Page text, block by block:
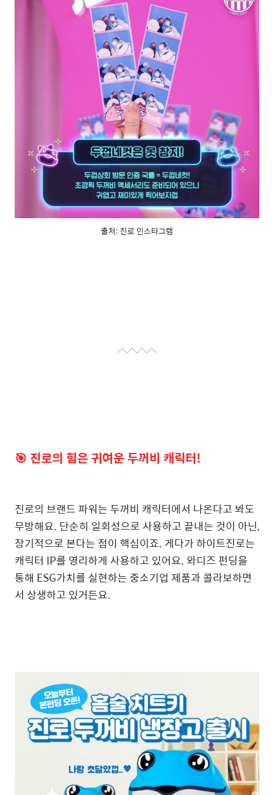
출처: 진로 인스타그램
🎯 진로의 힘은 귀여운 두꺼비 캐릭터!
진로의 브랜드 파워는 두꺼비 캐릭터에서 나온다고 봐도
무방해요. 단순히 일회성으로 사용하고 끝내는 것이 아닌,
장기적으로 본다는 점이 핵심이죠. 게다가 하이트진로는
캐릭터 IP를 영리하게 사용하고 있어요. 와디즈 펀딩을
통해 ESG가치를 실현하는 중소기업 제품과 콜라보하면
서 상생하고 있거든요.